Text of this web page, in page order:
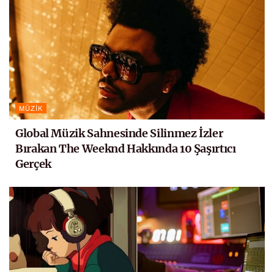
MÜZIK
Global Müzik Sahnesinde Silinmez İzler
Bırakan The Weeknd Hakkında 10 Şaşırtıcı
Gerçek